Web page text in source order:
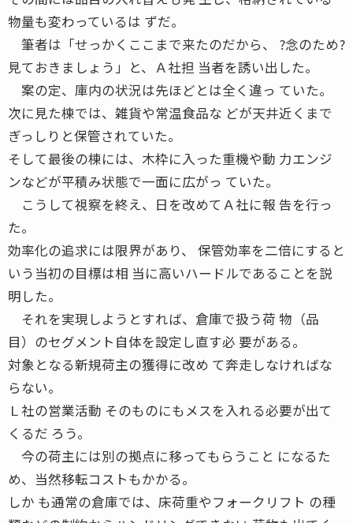
物量も変わっているは ずだ。
筆者は「せっかくここまで来たのだから、 ?念のため?
見ておきましょう」と、Ａ社担 当者を誘い出した。
案の定、庫内の状況は先ほどとは全く違っ ていた。
次に見た棟では、雑貨や常温食品な どが天井近くまで
ぎっしりと保管されていた。
そして最後の棟には、木枠に入った重機や動 力エンジ
ンなどが平積み状態で一面に広がっ ていた。
こうして視察を終え、日を改めてＡ社に報 告を行っ
た。
効率化の追求には限界があり、 保管効率を二倍にすると
いう当初の目標は相 当に高いハードルであることを説
明した。
それを実現しようとすれば、倉庫で扱う荷 物（品
目）のセグメント自体を設定し直す必 要がある。
対象となる新規荷主の獲得に改め て奔走しなければな
らない。
Ｌ社の営業活動 そのものにもメスを入れる必要が出て
くるだ ろう。
今の荷主には別の拠点に移ってもらうこと になるた
め、当然移転コストもかかる。
しか も通常の倉庫では、床荷重やフォークリフト の種